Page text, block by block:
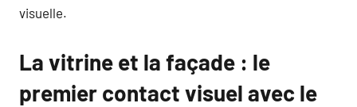
visuelle.
La vitrine et la façade : le
premier contact visuel avec le